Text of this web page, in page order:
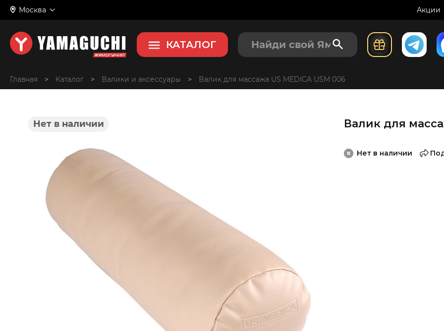
Москва Акции
КАТАЛОГ
Главная > > Валики и аксессуары > Валик для массажа US MEDICA USM 006
Нет в наличии Валик для
Нет в наличии